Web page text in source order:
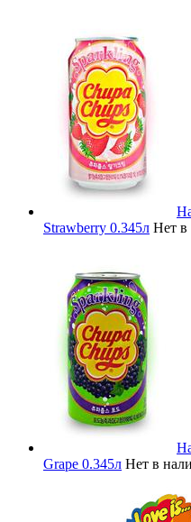
Strawberry 0.345л Нет в
Grape 0.345л Нет в